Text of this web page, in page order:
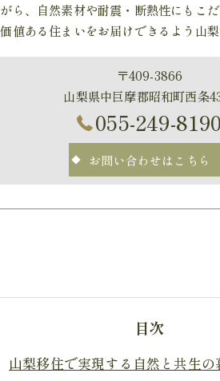
ら、自然素材や耐震・断熱性にもこ
値ある住まいをお届けできるよう山梨
〒409-3866
山梨県中巨摩郡昭和町西条
055-249-8190
お問い合わせはこちら
目次
山梨移住で実現する自然と共生の